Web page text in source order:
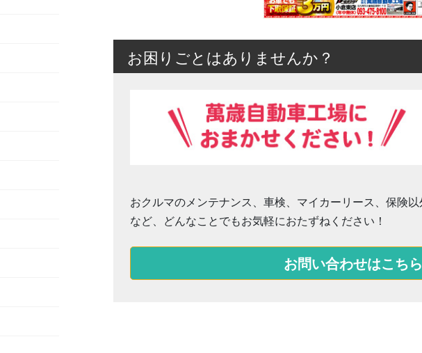
お困りごとはありませんか？
おクルマのメンテナンス、車検、マイカーリース、保険
など、どんなことでもお気軽におたずねください！
お問い合わせはこち